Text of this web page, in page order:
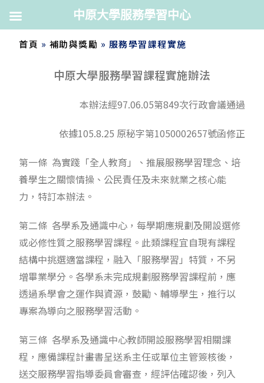
首頁 » 補助與獎勵 » 服務學習課程實施
中原大學服務學習課程實施辦法
本辦法經97.06.05第849次行政會議通過
依據105.8.25 原秘字第1050002657號函修正
第一條 為實踐「全人教育」、推展服務學習理念、培
養學生之關懷情操、公民責任及未來就業之核心能
力，特訂本辦法。
第二條 各學系及通識中心，每學期應規劃及開設選修
或必修性質之服務學習課程。此類課程宜自現有課程
結構中挑選適當課程，融入「服務學習」特質，不另
增畢業學分。各學系未完成規劃服務學習課程前，應
透過系學會之運作與資源，鼓勵、輔導學生，推行以
專案為導向之服務學習活動。
第三條 各學系及通識中心教師開設服務學習相關課
程，應備課程計畫書呈送系主任或單位主管簽核後，
送交服務學習指導委員會審查，經評估確認後，列入
中原大學服務學習中心